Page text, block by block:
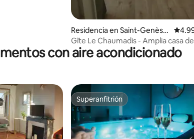
Residencia en Saint-Genès-
Champanelle
Gîte Le Chaumadis - Amplia casa de
pueblo
con aire acondicionado
Superanfitrión
Superanfitrión